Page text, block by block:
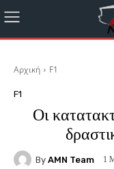
Αρχική F1
F1
Οι
By AMN Team 1